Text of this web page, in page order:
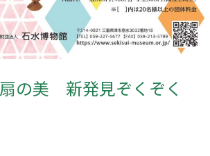
の美 新発見ぞくぞく